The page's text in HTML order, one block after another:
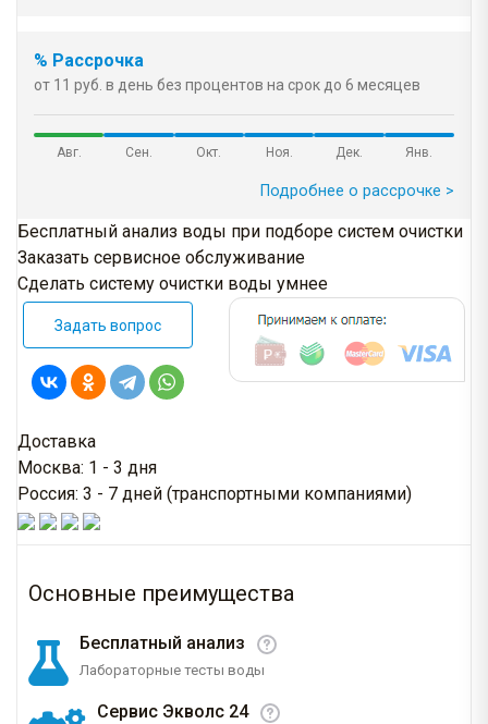
% Рассрочка
от 11 руб. в день без процентов на срок до 6 месяцев
Авг. Сен. Окт. Ноя. Дек. Янв.
Подробнее о рассрочке >
Бесплатный анализ воды при подборе систем очистки
Заказать сервисное обслуживание
Сделать систему очистки воды умнее
Задать вопрос
Доставка
Москва: 1 - 3 дня
Россия: 3 - 7 дней (транспортными компаниями)
Основные преимущества
Бесплатный анализ
Лабораторные тесты воды
Сервис Экволс 24